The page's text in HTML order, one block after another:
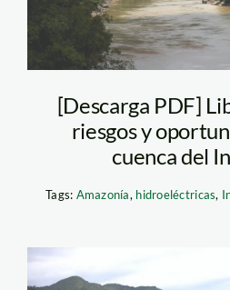
[Descarga PDF]
riesgos y
cuenca del
Tags: Amazonía, hidroeléctricas,